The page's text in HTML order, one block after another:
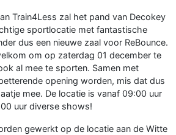
Train4Less zal het pand van Decokey
sportlocatie met fantastische
dus een nieuwe zaal voor ReBounce.
om op zaterdag 01 december te
al mee te sporten. Samen met
opening worden, mis dat dus
mee. De locatie is vanaf 09:00 uur
uur diverse shows!
gewerkt op de locatie aan de Witte